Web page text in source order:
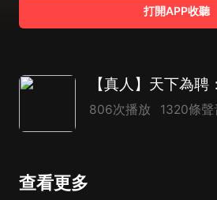
打開APP收聽
806次播放 1320條聲
查看更多